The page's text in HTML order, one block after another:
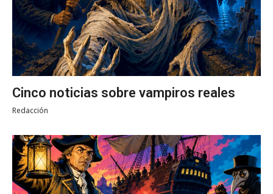
Cinco noticias sobre vampiros reales
Redacción